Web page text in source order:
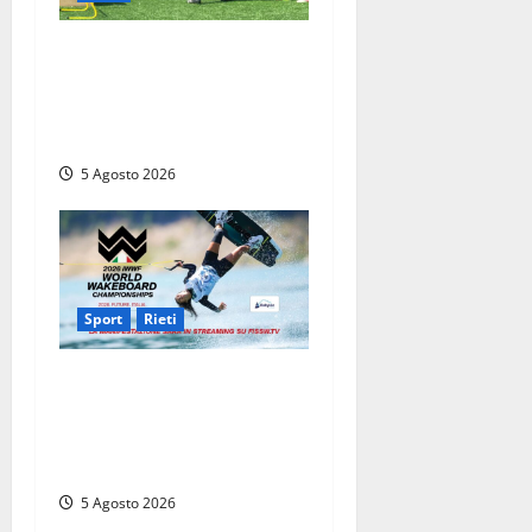
5 Agosto 2026
Sport Rieti
5 Agosto 2026